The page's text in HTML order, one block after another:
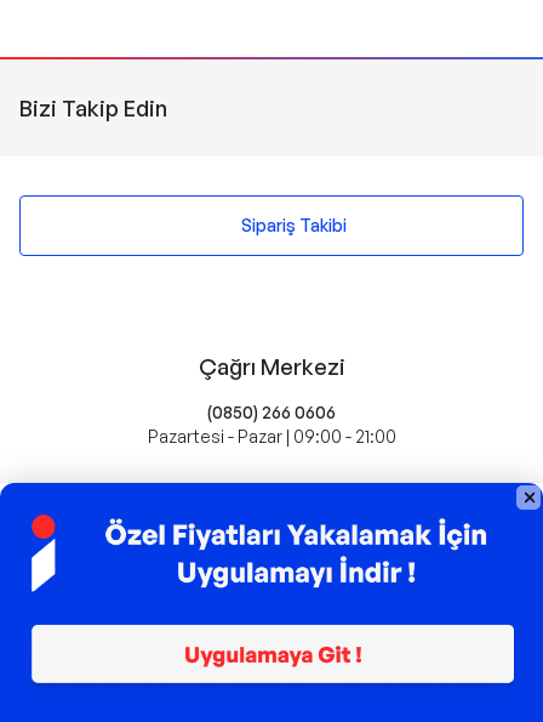
Bizi Takip Edin
Popüler Markalar
Farmasi
Xiaomi
Lavazza
Fashcolle
Pro Plan
Sipariş Takibi
Çağrı Merkezi
(0850) 266 0606
Pazartesi - Pazar | 09:00 - 21:00